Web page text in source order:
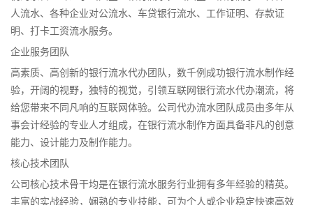
人流水、各种企业对公流水、车贷银行流水、工作证明、存款证
明、打卡工资流水服务。
企业服务团队
高素质、高创新的银行流水代办团队，数千例成功银行流水制作经
验，开阔的视野，独特的视觉，引领互联网银行流水代办潮流，将
给您带来不同凡响的互联网体验。公司代办流水团队成员由多年从
事会计经验的专业人才组成，在银行流水制作方面具备非凡的创意
能力、设计能力及制作能力。
核心技术团队
公司核心技术骨干均是在银行流水服务行业拥有多年经验的精英。
丰富的实战经验，娴熟的专业技能，可为个人或企业稳定快速高效